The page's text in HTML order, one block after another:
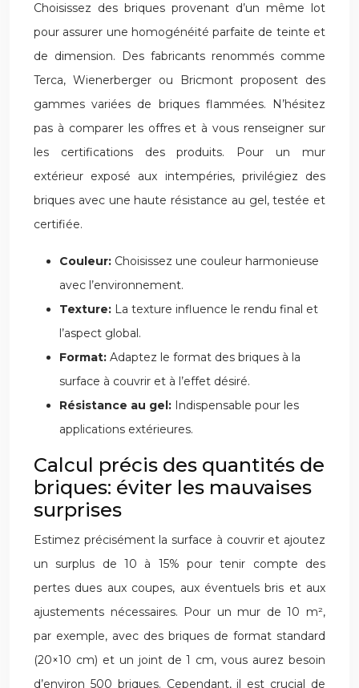
Choisissez des briques provenant d’un même lot
pour assurer une homogénéité parfaite de teinte et
de dimension. Des fabricants renommés comme
Terca, Wienerberger ou Bricmont proposent des
gammes variées de briques flammées. N’hésitez
pas à comparer les offres et à vous renseigner sur
les certifications des produits. Pour un mur
extérieur exposé aux intempéries, privilégiez des
briques avec une haute résistance au gel, testée et
certifiée.
Couleur: Choisissez une couleur harmonieuse
avec l’environnement.
Texture: La texture influence le rendu final et
l’aspect global.
Format: Adaptez le format des briques à la
surface à couvrir et à l’effet désiré.
Résistance au gel: Indispensable pour les
applications extérieures.
Calcul précis des quantités de
briques: éviter les mauvaises
surprises
Estimez précisément la surface à couvrir et ajoutez
un surplus de 10 à 15% pour tenir compte des
pertes dues aux coupes, aux éventuels bris et aux
ajustements nécessaires. Pour un mur de 10 m²,
par exemple, avec des briques de format standard
(20×10 cm) et un joint de 1 cm, vous aurez besoin
d’environ 500 briques. Cependant, il est crucial de